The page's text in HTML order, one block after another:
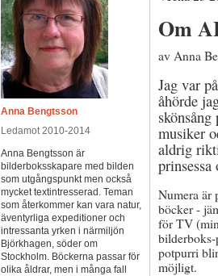
Anna Bengtsson
Ledamot 2010-2014
Anna Bengtsson är
bilderboksskapare med bilden
som utgångspunkt men också
mycket textintresserad. Teman
som återkommer kan vara natur,
äventyrliga expeditioner och
intressanta yrken i närmiljön
Björkhagen, söder om
Stockholm. Böckerna passar för
olika åldrar, men i många fall
Om
av Anna
Jag var
åhörde
musiker
aldrig
Numera är
böcker -
för TV
bilderboks-
potpurri
möjligt.